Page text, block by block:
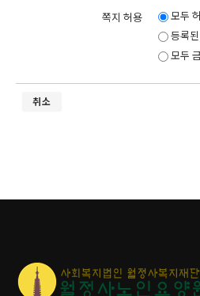
- 대금결제 및 재화 등의 공급에 관한 기록
보존 이유 : 전자상거래 등에서의 소비자
1.회원님이 회원가입 등을 위해 입력하신
의 DB로 옮겨져(종이의 경우 별도의 서
쪽지 허용
모두
등록
모두
취소